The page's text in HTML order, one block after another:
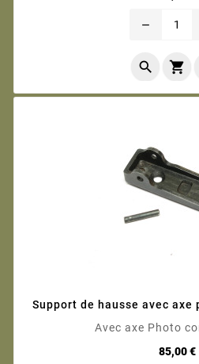
remove
 
Support de hausse avec axe
Avec axe
85,00 €